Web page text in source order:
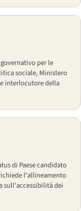
per le
sociale, Ministero
interlocutore della
di Paese candidato
l'allineamento
sull'accessibilità dei